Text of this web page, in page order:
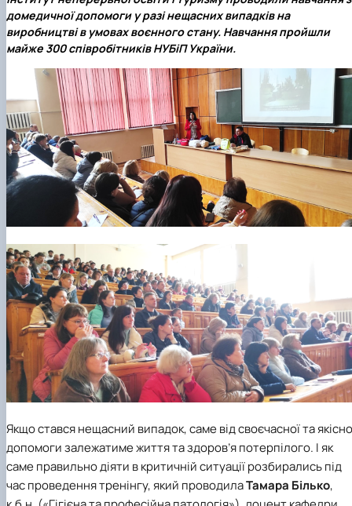
домедичної допомоги у разі нещасних випадків на
виробництві в умовах воєнного стану. Навчання пройшли
майже 300 співробітників НУБіП України.
Якщо стався нещасний випадок, саме від своєчасної та
допомоги залежатиме життя та здоров’я потерпілого. І як
саме правильно діяти в критичній ситуації розбирались під
час проведення тренінгу, який проводилаТамара Білько,